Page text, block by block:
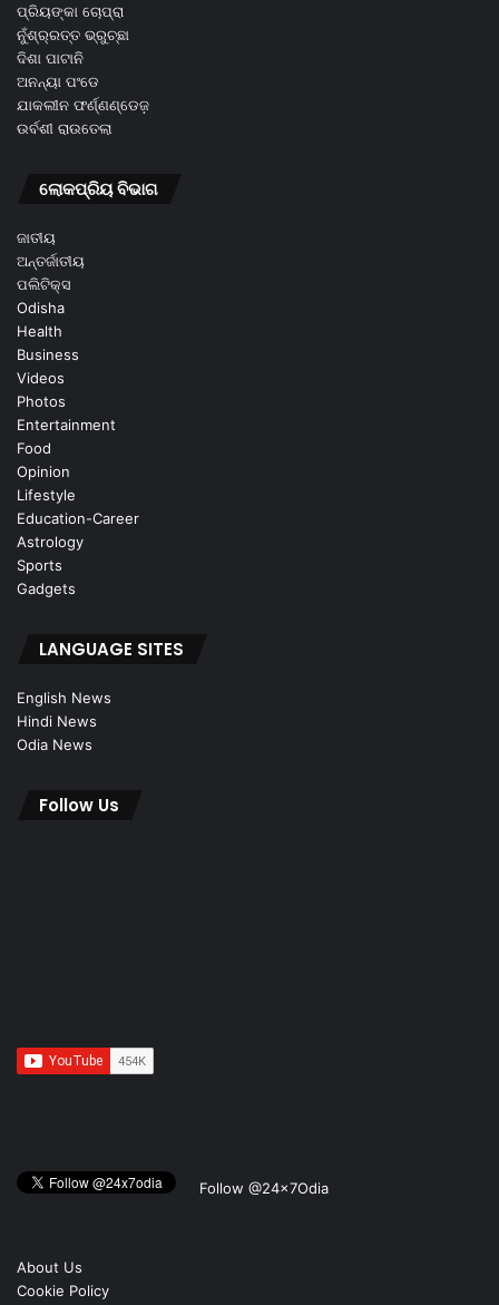
ପ୍ରିୟଙ୍କା ଚୋପ୍ରା
ନୁଁଶ୍ର୍ରତ୍ତ ଭ୍ରୁଚ୍ଛା
ଦିଶା ପାଟାନି
ଅନନ୍ୟା ପଂଡେ
ଯାକଲୀନ ଫର୍ଣ୍ଣଣ୍ଡେଜ଼
ଉର୍ବଶୀ ରାଉତେଲା
ଲୋକପ୍ରିୟ ବିଭାଗ
ଜାତୀୟ
ଅନ୍ତର୍ଜାତୀୟ
ପଲିଟିକ୍ସ
Odisha
Health
Business
Videos
Photos
Entertainment
Food
Opinion
Lifestyle
Education-Career
Astrology
Sports
Gadgets
LANGUAGE SITES
English News
Hindi News
Odia News
Follow Us
Follow @24x7Odia
About Us
Cookie Policy